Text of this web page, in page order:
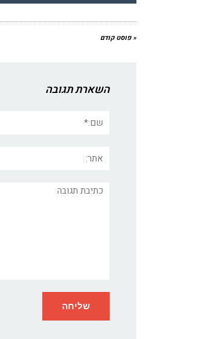
« פוסט קודם
השארת תגובה
תגובה